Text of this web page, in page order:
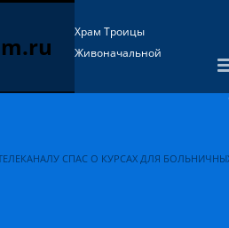
Храм Троицы
Живоначальной
СПАС О КУРСАХ ДЛЯ